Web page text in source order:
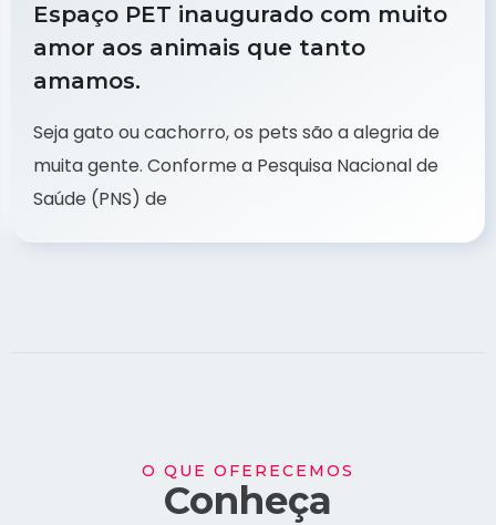
Espaço PET inaugurado com muito
amor aos animais que tanto
amamos.
Seja gato ou cachorro, os pets são a alegria de
muita gente. Conforme a Pesquisa Nacional de
Saúde (PNS) de
O QUE OFERECEMOS
Conheça